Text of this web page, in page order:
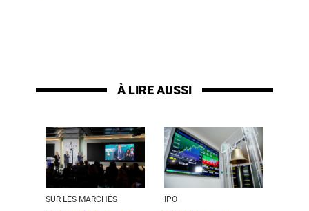
À LIRE AUSSI
SUR LES MARCHÉS IPO